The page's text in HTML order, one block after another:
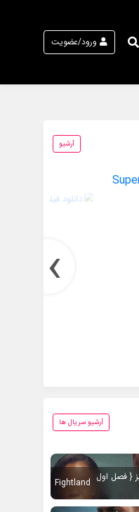
ورود/عضویت
آرشیو
›
آرشیو سریال ها
موویز { فصل اول Fightland